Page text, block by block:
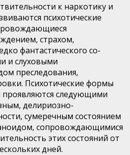
к наркотику и
психотические
страхом,
фантастического со­
и слуховыми
преследования,
Психотичес­кие формы
следующими
делириозно-
сумеречным состоянием
сопровождающимися
этих состояний от
дней.